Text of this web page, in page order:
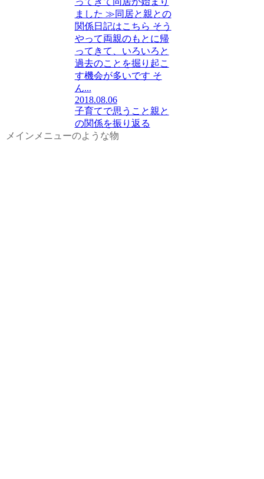
ました ≫同居と親との
関係日記はこちら そう
やって両親のもとに帰
ってきて、いろいろと
過去のことを掘り起こ
す機会が多いです そ
ん...
2018.08.06
子育てで思うこと 親と
の関係を振り返る
メインメニューのような物